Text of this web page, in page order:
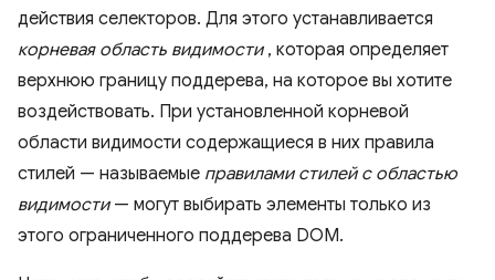
действия селекторов. Для этого устанавливается
корневая область видимости, которая определяет
верхнюю границу поддерева, на которое вы хотите
воздействовать. При установленной корневой
области видимости содержащиеся в них правила
стилей — называемые правилами стилей с областью
видимости— могут выбирать элементы только из
этого ограниченного поддерева DOM.